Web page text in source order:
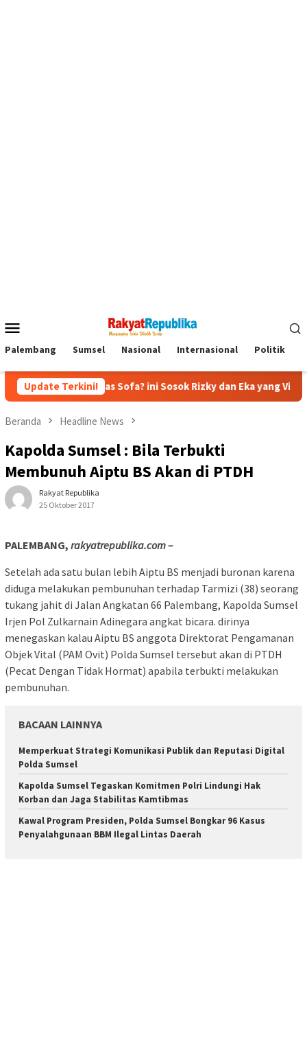
Mobile
Palembang Sumsel Nasional Internasional Politik
Update Terkini!
Diatas Sofa? ini Sosok Rizky dan Eka yang Viral Eks
Beranda Headline News
Kapolda Sumsel : Bila Terbukti
Membunuh Aiptu BS Akan di PTDH
Rakyat Republika
25 Oktober 2017
PALEMBANG, rakyatrepublika.com –
Setelah ada satu bulan lebih Aiptu BS menjadi buronan karena
diduga melakukan pembunuhan terhadap Tarmizi (38) seorang
tukang jahit di Jalan Angkatan 66 Palembang, Kapolda Sumsel
Irjen Pol Zulkarnain Adinegara angkat bicara. dirinya
menegaskan kalau Aiptu BS anggota Direktorat Pengamanan
Objek Vital (PAM Ovit) Polda Sumsel tersebut akan di PTDH
(Pecat Dengan Tidak Hormat) apabila terbukti melakukan
pembunuhan.
BACAAN LAINNYA
Memperkuat Strategi Komunikasi Publik dan Reputasi Digital
Polda Sumsel
Kapolda Sumsel Tegaskan Komitmen Polri Lindungi Hak
Korban dan Jaga Stabilitas Kamtibmas
Kawal Program Presiden, Polda Sumsel Bongkar 96 Kasus
Penyalahgunaan BBM Ilegal Lintas Daerah